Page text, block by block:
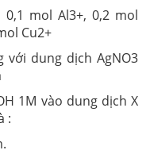
mol Al3+, 0,2 mol
Cu2+
với dung dịch AgNO3
1M vào dung dịch X
: